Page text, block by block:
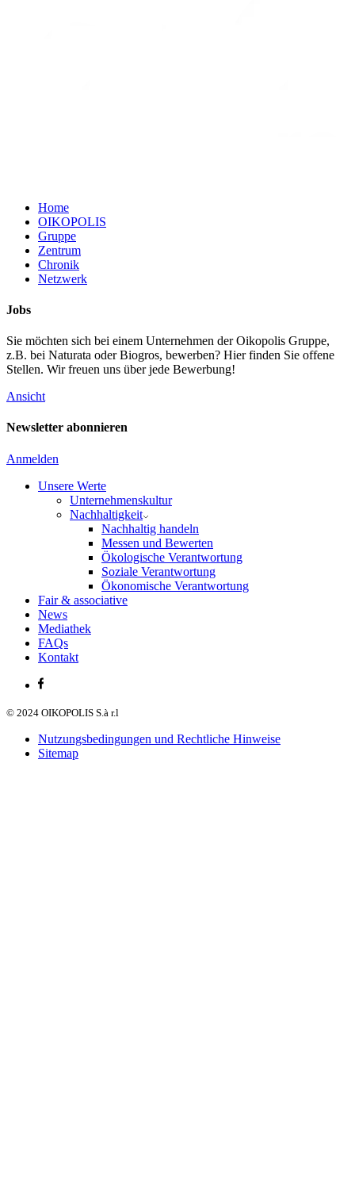
Home
OIKOPOLIS
Gruppe
Zentrum
Chronik
Netzwerk
Jobs
Sie möchten sich bei einem Unternehmen der Oikopolis Gruppe,
z.B. bei Naturata oder Biogros, bewerben? Hier finden Sie offene
Stellen. Wir freuen uns über jede Bewerbung!
Ansicht
Newsletter abonnieren
Anmelden
Unsere Werte
Unternehmenskultur
Nachhaltigkeit
Nachhaltig handeln
Messen und Bewerten
Ökologische Verantwortung
Soziale Verantwortung
Ökonomische Verantwortung
Fair & associative
News
Mediathek
FAQs
Kontakt
© 2024 OIKOPOLIS S.à r.l
Nutzungsbedingungen und Rechtliche Hinweise
Sitemap